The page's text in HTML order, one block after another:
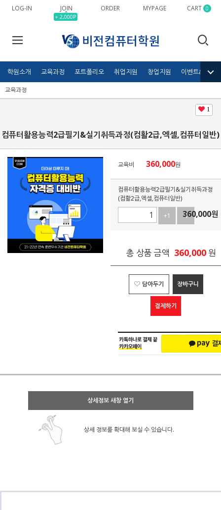
LOG-IN JOIN
+ 2,000P
ORDER MYPAGE CART 0
학원소개 교육과정 포트폴리오 취업지원 창업지원 이벤트&공모전
교육과정
1
컴퓨터활용능력2급필기&실기취득과정(컴활2급,엑셀,컴퓨터일반)
교육비 360,000원
컴퓨터활용능력2급필기&실기취득과정
(컴활2급,엑셀,컴퓨터일반)
+1 -1
360,000원
총 상품 금액 360,000 원
담아두기 장바구니
결제하기
상세정보 새창 열기
상세 정보를 확대해 보실 수 있습니다.